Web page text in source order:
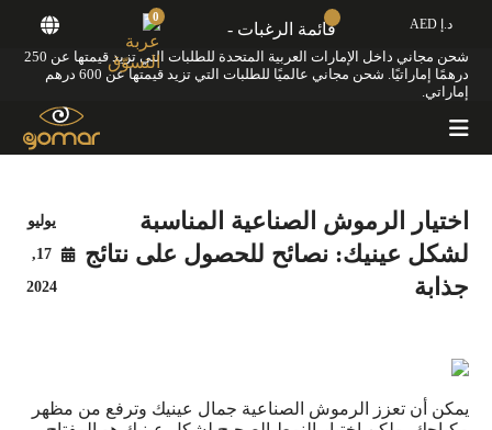
شحن مجاني داخل الإمارات العربية المتحدة للطلبات التي تزيد قيمتها عن 250
درهمًا إماراتيًا. شحن مجاني عالميًا للطلبات التي تزيد قيمتها عن 600 درهم
إماراتي.
الرئيسية
لشكل عينيك: نصائح للحصول على
اختيار الرموش الصناعية المناسبة
لشكل عينيك: نصائح للحصول على نتائج
جذابة
يوليو
17,
2024
يمكن أن تعزز الرموش الصناعية جمال عينيك وترفع من مظهر
د.إ AED قائمة الرغبات -
0